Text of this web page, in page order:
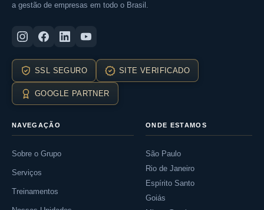
a gestão de empresas em todo o Brasil.
SSL SEGURO SITE VERIFICADO
GOOGLE PARTNER
NAVEGAÇÃO
Sobre o Grupo
Serviços
Treinamentos
ONDE ESTAMOS
São Paulo
Rio de Janeiro
Espírito Santo
Goiás